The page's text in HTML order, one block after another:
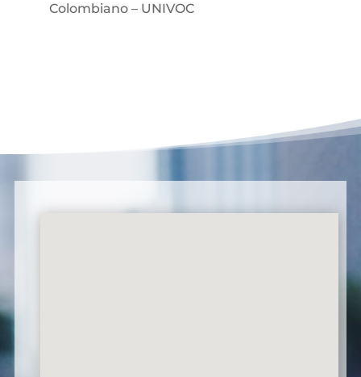
Colombiano – UNIVOC